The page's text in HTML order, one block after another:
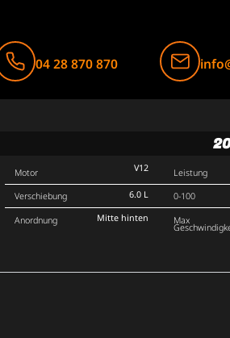
04 28 870 870
Motor
Verschiebung
Anordnung
V12
6.0 L
Mitte hinten
Leistung
0-100
Max